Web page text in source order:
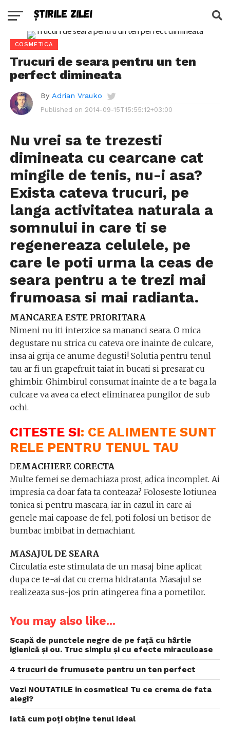
COSMETICA
Trucuri de seara pentru un ten
perfect dimineata
By Adrian Vrauko
Published on 2014-09-15T15:55:12+03:00
Nu vrei sa te trezesti
dimineata cu cearcane cat
mingile de tenis, nu-i asa?
Exista cateva trucuri, pe
langa activitatea naturala a
somnului in care ti se
regenereaza celulele, pe
care le poti urma la ceas de
seara pentru a te trezi mai
frumoasa si mai radianta.
MANCAREA ESTE PRIORITARA
Nimeni nu iti interzice sa mananci seara. O mica
degustare nu strica cu cateva ore inainte de culcare,
insa ai grija ce anume degusti! Solutia pentru tenul
tau ar fi un grapefruit taiat in bucati si presarat cu
ghimbir. Ghimbirul consumat inainte de a te baga la
culcare va avea ca efect eliminarea pungilor de sub
ochi.
CITESTE SI: CE ALIMENTE SUNT
RELE PENTRU TENUL TAU
DEMACHIERE CORECTA
Multe femei se demachiaza prost, adica incomplet. Ai
impresia ca doar fata ta conteaza? Foloseste lotiunea
tonica si pentru mascara, iar in cazul in care ai
genele mai capoase de fel, poti folosi un betisor de
bumbac imbibat in demachiant.
MASAJUL DE SEARA
Circulatia este stimulata de un masaj bine aplicat
dupa ce te-ai dat cu crema hidratanta. Masajul se
realizeaza sus-jos prin atingerea fina a pometilor.
You may also like...
Scapă de punctele negre de pe față cu hârtie
igienică și ou. Truc simplu și cu efecte miraculoase
4 trucuri de frumusete pentru un ten perfect
Vezi NOUTATILE in cosmetica! Tu ce crema de fata
alegi?
Iată cum poți obține tenul ideal